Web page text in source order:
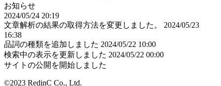
お知らせ
2024/05/24 20:19
文章解析の結果の取得方法を変更しました。
2024/05/23
16:38
品詞の種類を追加しました 2024/05/22 10:00
検索中の表示を更新しました 2024/05/22 00:00
サイトの公開を開始しました
©2023 RedinC Co., Ltd.